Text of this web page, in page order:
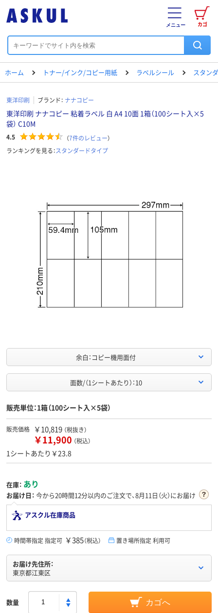
カゴ
メニュー
ホーム トナー/インク/コピー用紙 ラベルシール スタン
東洋印刷 ブランド： ナナコピー
東洋印刷 ナナコピー 粘着ラベル 白 A4 10面 1箱（100シート入×5
袋） C10M
4.5 （7件のレビュー）
ランキングを見る：スタンダードタイプ
余白：コピー機用面付
面数/（1シートあたり）：10
販売単位：1箱（100シート入×5袋）
販売価格 ￥10,819 （税抜き）
￥11,900 （税込）
1シートあたり￥23.8
在庫： あり
お届け日： 今から20時間12分以内のご注文で、8月11日（火）にお届け
アスクル在庫商品
時間帯指定 指定可 ￥385（税込） 置き場所指定 利用可
お届け先住所：
東京都江東区
数量 カゴへ